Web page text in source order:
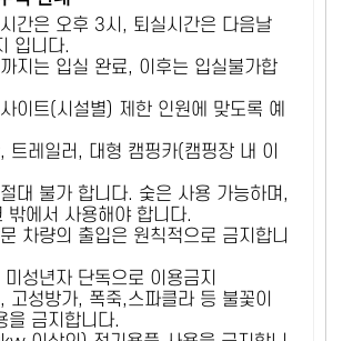
간은 오후 3시, 퇴실시간은 다음날
입니다.
지는 입실 완료, 이후는 입실불가합
이트(시설별) 제한 인원에 맞도록 예
트레일러, 대형 캠핑카(캠핑장 내 이
대 불가 합니다. 숯은 사용 가능하며,
밖에서 사용해야 합니다.
차량의 출입은 원칙적으로 금지합니
성년자 단독으로 이용금지
고성방가, 폭죽,스파클라 등 불꽃이
을 금지합니다.